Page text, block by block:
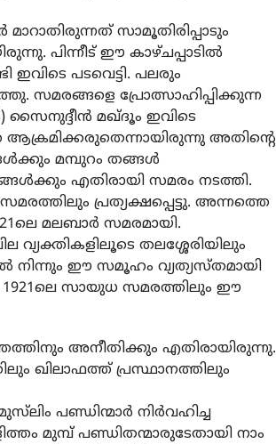
സാമൂതിരിപ്പാടും
പിന്നീട് ഈ കാഴ്ചപ്പാടിൽ
പടവെട്ടി. പലരും
സമരങ്ങളെ പ്രോത്സാഹിപ്പിക്കുന്ന
മഖ്ദൂം ഇവിടെ
ആക്രമിക്കരുതെന്നായിരുന്നു അതിന്റെ
മമ്പുറം തങ്ങൾ
എതിരായി സമരം നടത്തി.
പ്രത്യക്ഷപ്പെട്ടു. അന്നത്തെ
മലബാർ സമരമായി.
വ്യക്തികളിലൂടെ തലശ്ശേരിയിലും
നിന്നും ഈ സമൂഹം വ്യത്യസ്തമായി
1921ലെ സായുധ സമരത്തിലും ഈ
അനീതിക്കും എതിരായിരുന്നു.
ഖിലാഫത്ത് പ്രസ്ഥാനത്തിലും
പണ്ഡിന്മാർ നിർവഹിച്ച
മുമ്പ് പണ്ഡിതന്മാരുടേതായി നാം